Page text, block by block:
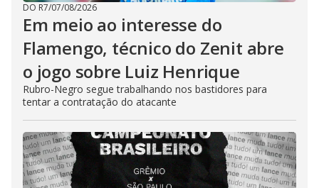
DO R7/07/08/2026
Em meio ao interesse do
Flamengo, técnico do Zenit abre
o jogo sobre Luiz Henrique
Rubro-Negro segue trabalhando nos bastidores para
tentar a contratação do atacante